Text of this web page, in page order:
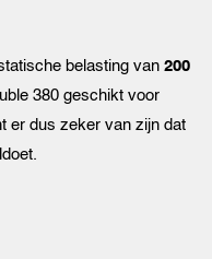
belasting van 200
380 geschikt voor
er dus zeker van zijn dat